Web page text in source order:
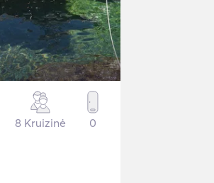
8 Kruizinė 0